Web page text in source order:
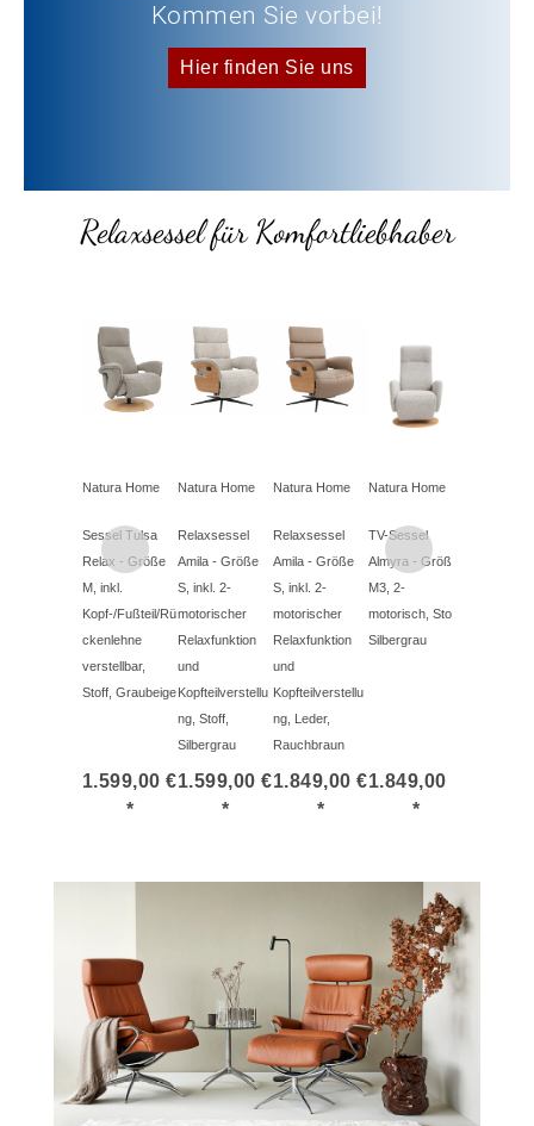
Kommen Sie vorbei!
Hier finden Sie uns
Relaxsessel für Komfortliebhaber
Natura Home
Sessel Tulsa
Relax - Größe
M, inkl.
Kopf-/Fußteil/Rü
ckenlehne
verstellbar,
Stoff, Graubeige
1.599,00 €
*
Natura Home
Relaxsessel
Amila - Größe
S, inkl. 2-
motorischer
Relaxfunktion
und
Kopfteilverstellu
ng, Stoff,
Silbergrau
1.599,00 €
*
Natura Home
Relaxsessel
Amila - Größe
S, inkl. 2-
motorischer
Relaxfunktion
und
Kopfteilverstellu
ng, Leder,
Rauchbraun
1.849,00 €
*
Natura Home
TV-Sessel
Almyra - Größe
M3, 2-
motorisch, Stoff,
Silbergrau
1.849,00 €
*